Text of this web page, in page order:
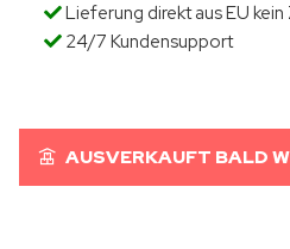
Lieferung direkt aus EU kein
24/7 Kundensupport
AUSVERKAUFT BALD